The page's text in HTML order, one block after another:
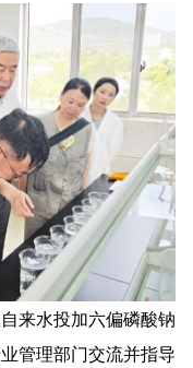
来水投加六偏磷酸钠
管理部门交流并指导